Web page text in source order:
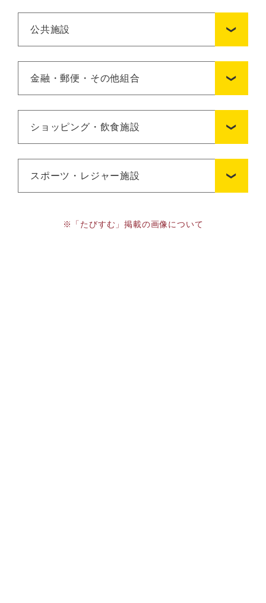
公共施設
金融・郵便・その他組合
ショッピング・飲食施設
スポーツ・レジャー施設
※「たびすむ」掲載の画像について